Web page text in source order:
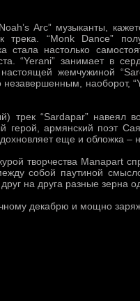
Arc” музыканты,
трека. “Monk Dance”
стала настолько
“Yerani” занимает в
жемчужиной
незавершенным, наоборот,
трек “Sardapar” навеял
герой, армянский поэт
еще и обложка –
творчества Manapart
собой паутиной
на друга разные зерна
декабрю и мощно